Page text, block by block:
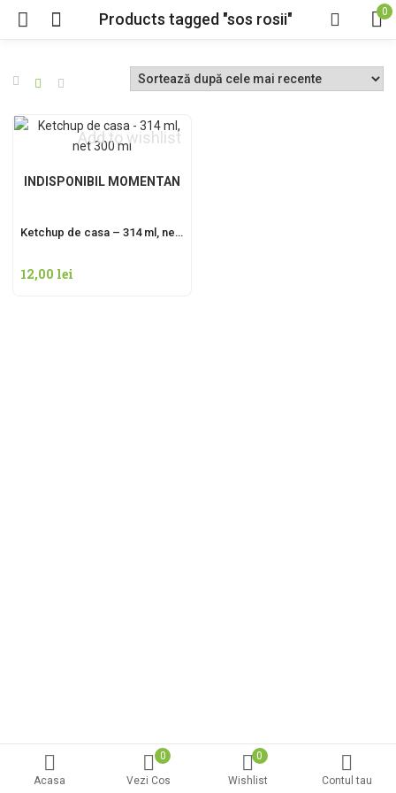
Products tagged "sos rosii" 0
Acasa
0
Vezi Cos
0
Wishlist
Contul tau
INDISPONIBIL MOMENTAN
Add to wishlist
Ketchup de casa – 314 ml, net 300 ml
12,00 lei